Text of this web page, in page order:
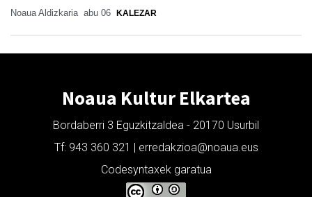
Noaua Aldizkaria abu 06 KALEZAR
Noaua Kultur Elkartea
Bordaberri 3 Eguzkitzaldea - 20170 Usurbil
Tf: 943 360 321 | erredakzioa@noaua.eus
Codesyntaxek garatua